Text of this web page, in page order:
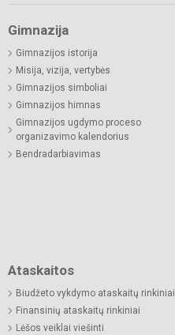
Gimnazija
Gimnazijos istorija
Misija, vizija, vertybės
Gimnazijos simboliai
Gimnazijos himnas
Gimnazijos ugdymo proceso
organizavimo kalendorius
Bendradarbiavimas
Ataskaitos
Biudžeto vykdymo ataskaitų rinkiniai
Finansinių ataskaitų rinkiniai
Lėšos veiklai viešinti